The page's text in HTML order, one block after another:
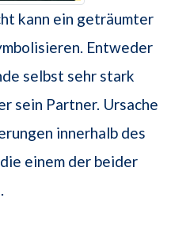
kann ein geträumter
Entweder
selbst sehr stark
sein Partner. Ursache
innerhalb des
einem der beider